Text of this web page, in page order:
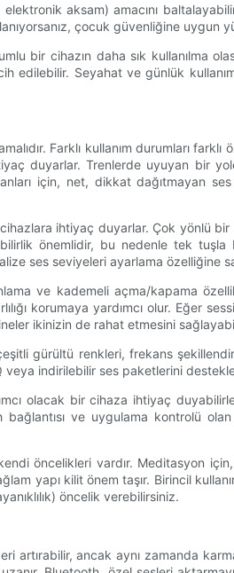
aksam) amacını
çocuk güvenliğine
bir cihazın daha sık kullanılma
Seyahat ve günlük
Farklı kullanım durumları
duyarlar. Trenlerde uyuyan bir
için, net, dikkat dağıtmayan
ihtiyaç duyarlar. Çok yönlü
önemlidir, bu nedenle tek
ses seviyeleri ayarlama özelliğine
ve kademeli açma/kapama
korumaya yardımcı olur. Eğer
ikinizin de rahat etmesini
gürültü renkleri, frekans
indirilebilir ses paketlerini
olacak bir cihaza ihtiyaç
ve uygulama kontrolü
öncelikleri vardır. Meditasyon
yapı kilit önem taşır. Birincil
öncelik verebilirsiniz.
artırabilir, ancak aynı zamanda